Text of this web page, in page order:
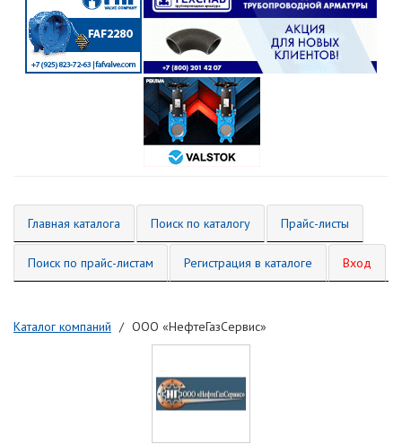
Главная каталога Поиск по каталогу Прайс-листы
Поиск по прайс-листам Регистрация в каталоге Вход
Каталог компаний ООО «НефтеГазСервис»